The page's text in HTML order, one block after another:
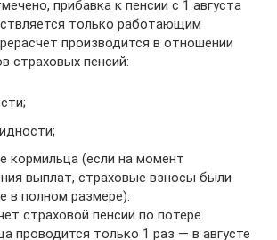
прибавка к пенсии с 1 августа
только работающим
производится в отношении
страховых пенсий:
кормильца (если на момент
выплат, страховые взносы были
в полном размере).
страховой пенсии по потере
проводится только 1 раз — в августе